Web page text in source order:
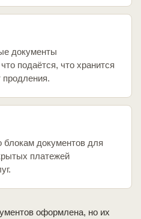
документы
подаётся, что хранится
продления.
документов для
платежей
оформлена, но их